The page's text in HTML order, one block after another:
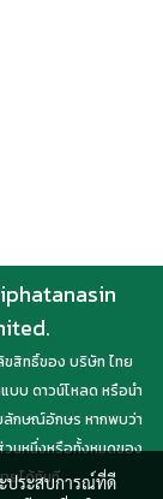
สิทธิ์ของ บริษัท ไทย
บบ ดาวน์โหลด หรือนำ
ลักษณ์อักษร หากพบว่า
วนหนึ่งหรือทั้งหมดของ
ยได้ทันที
ประสบการณ์ที่ดี